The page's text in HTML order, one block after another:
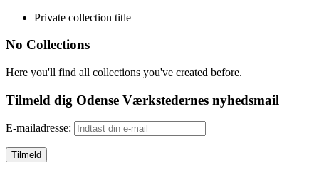
Private collection title
No Collections
Here you'll find all collections you've created before.
Tilmeld dig Odense Værkstedernes nyhedsmail
E-mailadresse: